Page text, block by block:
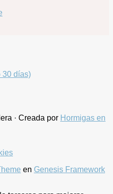
30 días)
· Creada por Hormigas en
en Genesis Framework